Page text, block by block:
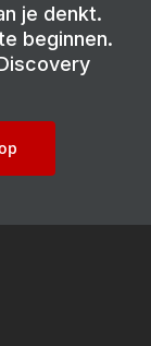
je denkt.
beginnen.